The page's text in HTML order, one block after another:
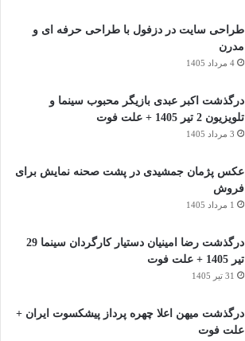
طراحی سایت در دزفول با طراحی حرفه‌ ای و
مدرن
4 مرداد 1405
درگذشت اکبر عبدی بازیگر محبوب سینما و
تلویزیون 2 تیر 1405 + علت فوت
3 مرداد 1405
عکس پژمان جمشیدی در پشت صحنه نمایش برای
فروش
1 مرداد 1405
درگذشت رضا امینیان دستیار کارگردان سینما 29
تیر 1405 + علت فوت
31 تیر 1405
درگذشت میهن اعلا چهره پرداز پیشکسوت ایران +
علت فوت